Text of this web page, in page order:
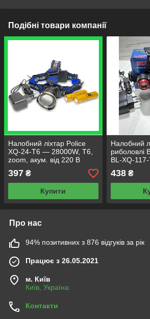
Подібні товари компанії
Налобний ліхтар Police
XQ-24-T6 — 28000W, Т6,
zoom, акум. від 220 В
397 ₴
Купити
Налобний
риболовлі
BL-XQ-
Фокусування
438₴
Про нас
94% позитивних з 876 відгуків за рік
Працює з 26.05.2021
м. Київ
Київ, Україна
Контакти